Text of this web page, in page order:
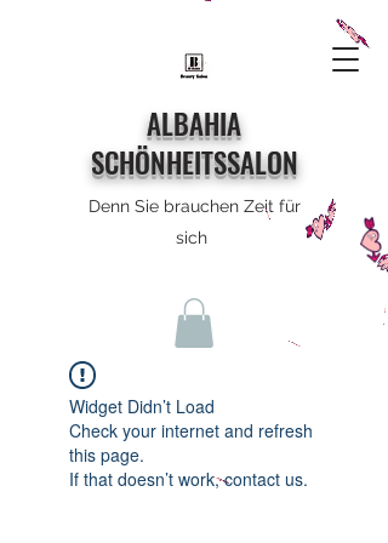
ALBAHIA
SCHÖNHEITSSALON
Denn Sie brauchen Zeit für
sich
Widget Didn’t Load
Check your internet and refresh
this page.
If that doesn’t work, contact us.